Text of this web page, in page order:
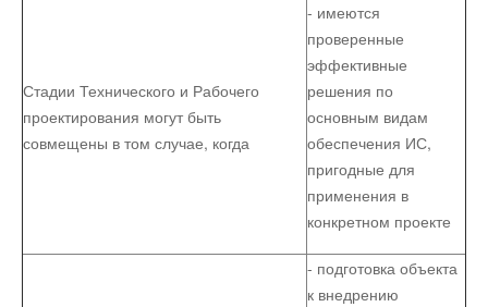
Стадии Технического и Рабочего
проектирования могут быть
совмещены в том случае, когда
- имеются
проверенные
эффективные
решения по
основным видам
обеспечения ИС,
пригодные для
применения в
конкретном проекте
- подготовка объекта
к внедрению